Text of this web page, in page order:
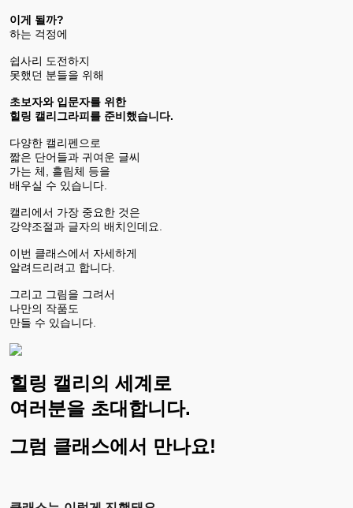
이게 될까?
하는 걱정에
쉽사리 도전하지
못했던 분들을 위해
초보자와 입문자를 위한
힐링 캘리그라피를 준비했습니다.
다양한 캘리펜으로
짧은 단어들과 귀여운 글씨
가는 체, 흘림체 등을
배우실 수 있습니다.
캘리에서 가장 중요한 것은
강약조절과 글자의 배치인데요.
이번 클래스에서 자세하게
알려드리려고 합니다.
그리고 그림을 그려서
나만의 작품도
만들 수 있습니다.
힐링 캘리의 세계로
여러분을 초대합니다.
그럼 클래스에서 만나요!